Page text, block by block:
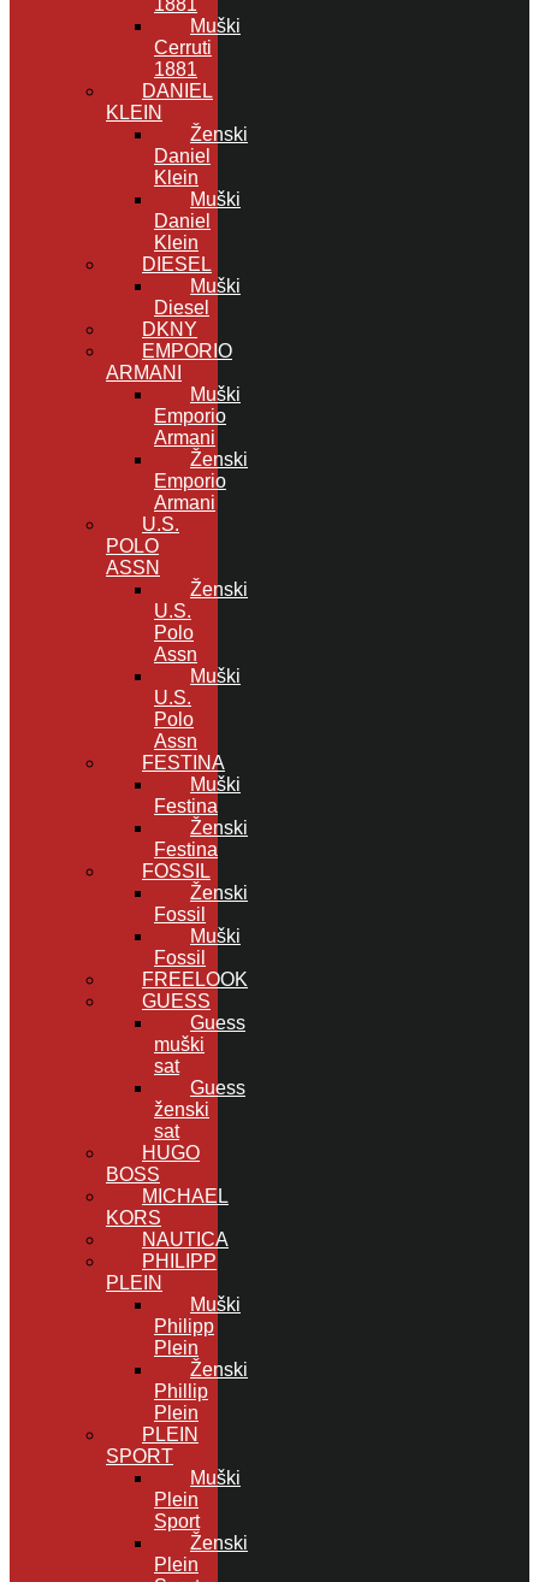
Muški
Cerruti
1881
DANIEL
KLEIN
Ženski
Daniel
Klein
Muški
Daniel
Klein
DIESEL
Muški
Diesel
DKNY
EMPORIO
ARMANI
Muški
Emporio
Armani
Ženski
Emporio
Armani
U.S.
POLO
ASSN
Ženski
U.S.
Polo
Assn
Muški
U.S.
Polo
Assn
FESTINA
Muški
Festina
Ženski
Festina
FOSSIL
Ženski
Fossil
Muški
Fossil
FREELOOK
GUESS
Guess
muški
sat
Guess
ženski
sat
HUGO
BOSS
MICHAEL
KORS
NAUTICA
PHILIPP
PLEIN
Muški
Philipp
Plein
Ženski
Phillip
Plein
PLEIN
SPORT
Muški
Plein
Sport
Ženski
Plein